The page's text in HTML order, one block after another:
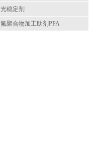
光稳定剂
氟聚合物加工助剂PPA